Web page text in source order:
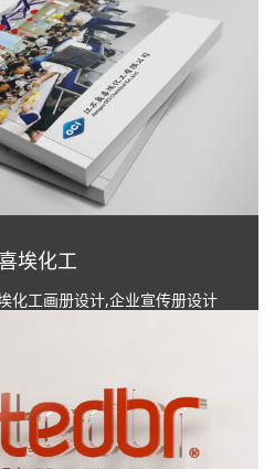
埃化工
化工画册设计,企业宣传册设计